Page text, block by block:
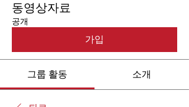
동영상자료
공개
가입
그룹 활동 소개